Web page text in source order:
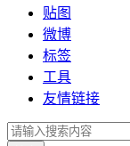
贴图
微博
标签
工具
友情链接